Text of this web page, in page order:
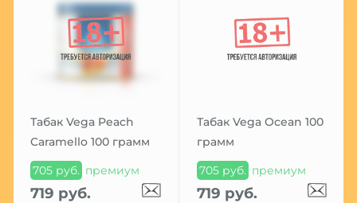
Табак Vega Peach
Caramello 100 грамм
705 руб. премиум
719 руб.
Табак Vega Ocean 100
грамм
705 руб. премиум
719 руб.